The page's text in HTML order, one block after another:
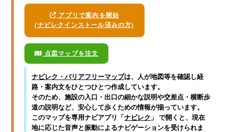
アプリで案内を開始
(ナビレクインストール済みの方)
点図マップを注文
ナビレク・バリアフリーマップは、人が地図等を確認し経
路・案内文をひとつひとつ作成しています。
そのため、施設の入口・出口の細かな説明や交差点・横断歩
道の説明など、安心して歩くための情報が揃っています。
このマップを専用ナビアプリ「ナビレク 」 で開くと、現在
地に応じた音声と振動によるナビゲーションを受けられま